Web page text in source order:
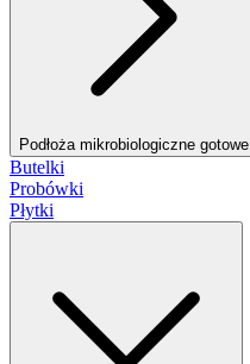
Podłoża mikrobiologiczne gotowe
Butelki
Probówki
Płytki